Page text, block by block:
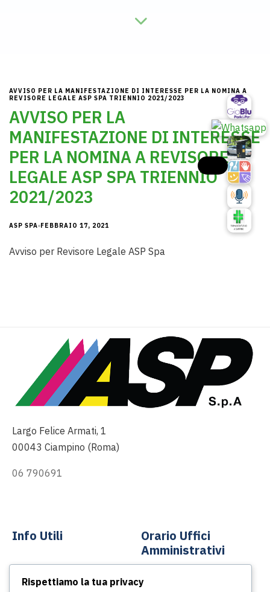
AVVISO PER LA MANIFESTAZIONE DI INTERESSE PER LA NOMINA A
REVISORE LEGALE ASP SPA TRIENNIO 2021/2023
AVVISO PER LA
MANIFESTAZIONE DI INTERESSE
PER LA NOMINA A REVISORE
LEGALE ASP SPA TRIENNIO
2021/2023
ASP SPA FEBBRAIO 17, 2021
Avviso per Revisore Legale ASP Spa
Largo Felice Armati, 1
00043 Ciampino (Roma)
06 790691
Info Utili
News
Orario Uffici
Amministrativi
Dal lunedì al venerdì
Rispettiamo la tua privacy